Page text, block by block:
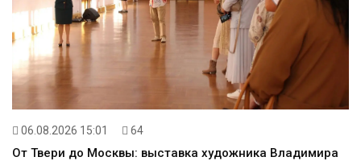
06.08.2026 15:01 64
От Твери до Москвы: выставка художника Владимира